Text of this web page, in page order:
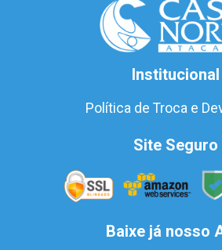
Institucional
Política de Troca e
Site Seguro
Baixe já nosso